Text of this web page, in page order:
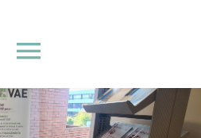
Toggle
Navigation